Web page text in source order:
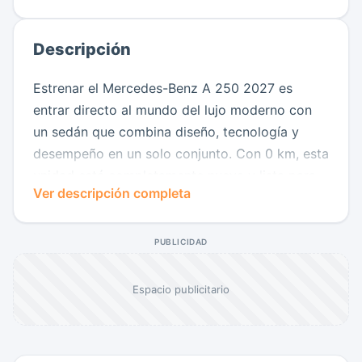
Descripción
Estrenar el Mercedes-Benz A 250 2027 es
entrar directo al mundo del lujo moderno con
un sedán que combina diseño, tecnología y
desempeño en un solo conjunto. Con 0 km, esta
ofrecer una experiencia premium desde el
primer momento.
sofisticada de Mercedes-Benz. En el interior, la
Ver descripción completa
PUBLICIDAD
Espacio publicitario